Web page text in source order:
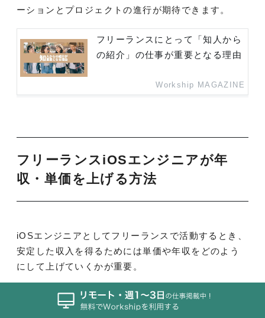
ーションとプロジェクトの進行が期待できます。
フリーランスにとって「知人から
の紹介」の仕事が重要となる理由
Workship MAGAZINE
フリーランスiOSエンジニアが年
収・単価を上げる方法
iOSエンジニアとしてフリーランスで活動するとき、
安定した収入を得るためには単価や年収をどのよう
にして上げていくかが重要。
単価や年収を上げるための方法はさまざまですが、
ここでは具体的な戦略の一部を紹介します。どのよ